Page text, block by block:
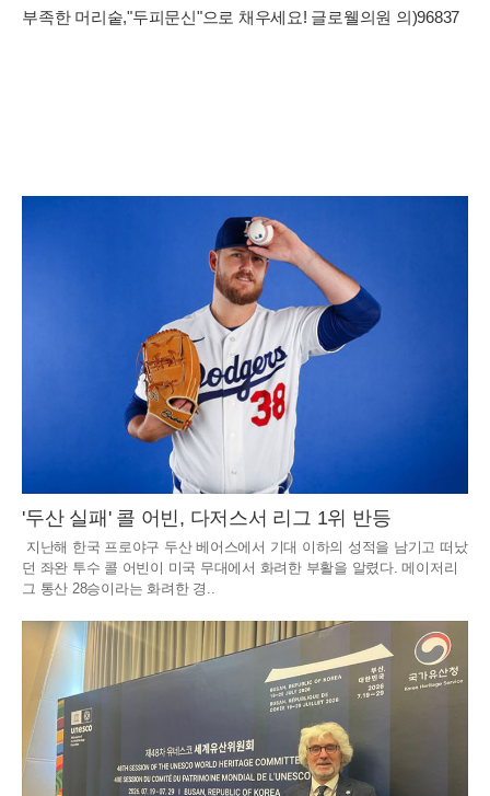
부족한 머리숱,"두피문신"으로 채우세요! 글로웰의원 의)96837
'두산 실패' 콜 어빈, 다저스서 리그 1위 반등
지난해 한국 프로야구 두산 베어스에서 기대 이하의 성적을 남기고 떠났
던 좌완 투수 콜 어빈이 미국 무대에서 화려한 부활을 알렸다. 메이저리
그 통산 28승이라는 화려한 경..